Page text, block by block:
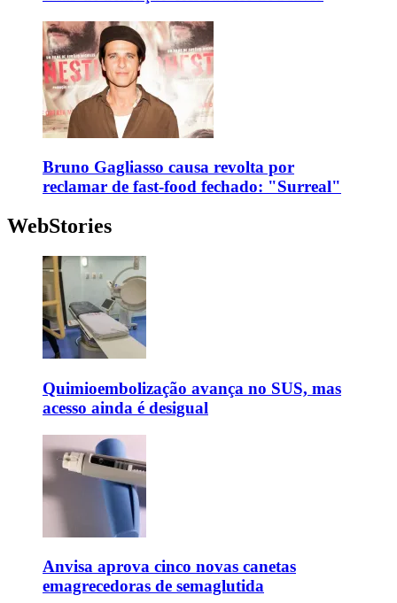
Bruno Gagliasso causa revolta por
reclamar de fast-food fechado: "Surreal"
WebStories
Quimioembolização avança no SUS, mas
acesso ainda é desigual
Anvisa aprova cinco novas canetas
emagrecedoras de semaglutida